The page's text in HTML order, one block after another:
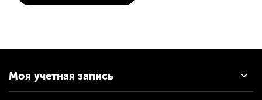
Моя учетная запись